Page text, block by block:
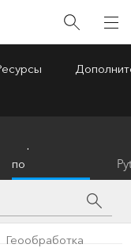
по
инструментам
Геообработка